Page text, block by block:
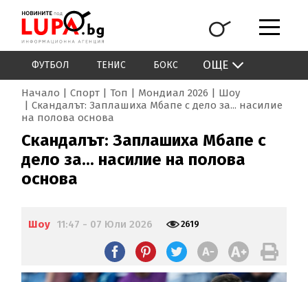
ФУТБОЛ ТЕНИС БОКС ОЩЕ
Начало Спорт Топ Мондиал 2026
Шоу
Скандалът: Заплашиха Мбапе с дело за... насилие
на полова основа
Скандалът: Заплашиха Мбапе с
дело за... насилие на полова
основа
Шоу 11:47 - 07 Юли 2026 2619